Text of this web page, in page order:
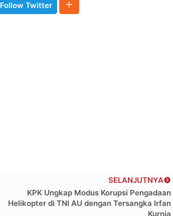
Follow Twitter
SELANJUTNYA
KPK Ungkap Modus Korupsi Pengadaan
Helikopter di TNI AU dengan Tersangka Irfan
Kurnia